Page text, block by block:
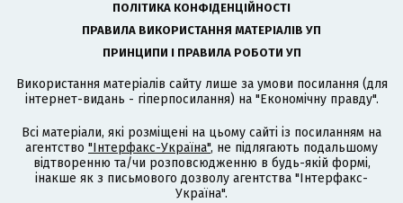
ПОЛІТИКА КОНФІДЕНЦІЙНОСТІ
ПРАВИЛА ВИКОРИСТАННЯ МАТЕРІАЛІВ УП
ПРИНЦИПИ І ПРАВИЛА РОБОТИ УП
Використання матеріалів сайту лише за умови посилання (для
інтернет-видань - гіперпосилання) на "Економічну правду".
Всі матеріали, які розміщені на цьому сайті із посиланням на
агентство "Інтерфакс-Україна", не підлягають подальшому
відтворенню та/чи розповсюдженню в будь-якій формі,
інакше як з письмового дозволу агентства "Інтерфакс-
Україна".